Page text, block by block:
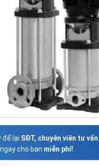
để lại SĐT, chuyên viên tư vấn
cho bạn miễn phí!